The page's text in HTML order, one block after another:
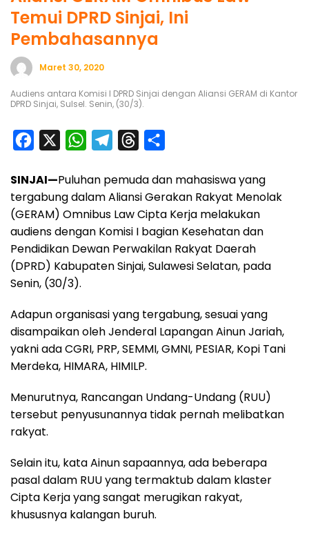
Temui DPRD Sinjai, Ini
Pembahasannya
Maret 30, 2020
Audiens antara Komisi I DPRD Sinjai dengan Aliansi GERAM di Kantor
DPRD Sinjai, Sulsel. Senin, (30/3).
c
e
b
o
o
k
W
a
t
s
A
p
l
e
g
r
a
r
e
a
d
s
a
r
e
SINJAI—Puluhan pemuda dan mahasiswa yang
tergabung dalam Aliansi Gerakan Rakyat Menolak
(GERAM) Omnibus Law Cipta Kerja melakukan
audiens dengan Komisi I bagian Kesehatan dan
Pendidikan Dewan Perwakilan Rakyat Daerah
(DPRD) Kabupaten Sinjai, Sulawesi Selatan, pada
Senin, (30/3).
Adapun organisasi yang tergabung, sesuai yang
disampaikan oleh Jenderal Lapangan Ainun Jariah,
yakni ada CGRI, PRP, SEMMI, GMNI, PESIAR, Kopi Tani
Merdeka, HIMARA, HIMILP.
Menurutnya, Rancangan Undang-Undang (RUU)
tersebut penyusunannya tidak pernah melibatkan
rakyat.
Selain itu, kata Ainun sapaannya, ada beberapa
pasal dalam RUU yang termaktub dalam klaster
Cipta Kerja yang sangat merugikan rakyat,
khususnya kalangan buruh.